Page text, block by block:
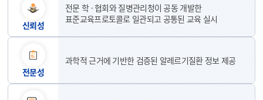
신뢰성
전문 학 · 협회와 질병관리청이 공동 개발한
표준교육프로토콜로 일관되고 공통된 교육 실시
전문성
과학적 근거에 기반한 검증된 알레르기질환 정보 제공